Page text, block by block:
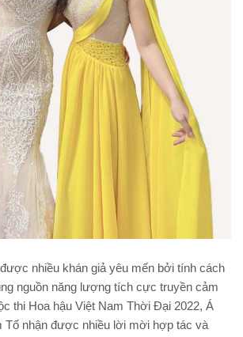
nhiều khán giả yêu mến bởi tính cách
nguồn năng lượng tích cực truyền cảm
thi Hoa hậu Việt Nam Thời Đại 2022, Á
Tố nhận được nhiều lời mời hợp tác và